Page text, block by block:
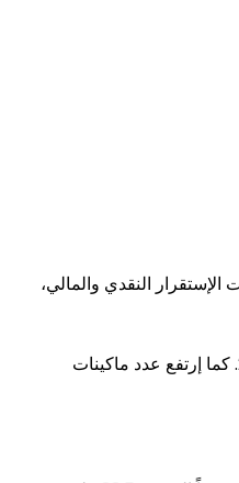
النقدي والمالي،
ويضم القطاع المصرفي المصري 36 مصرفاً، تُشرف على شبكة واسعة من الفروع بلغ عددها 4,775 فرعاً في نهاية العام 2024، مقارنة بـ 4,680 فرعاً في نهاية العام 2023. كما إرتفع عدد ماكينات